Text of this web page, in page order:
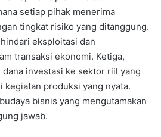
setiap pihak menerima
tingkat risiko yang ditanggung.
eksploitasi dan
transaksi ekonomi. Ketiga,
investasi ke sektor riil yang
kegiatan produksi yang nyata.
bisnis yang mengutamakan
jawab.